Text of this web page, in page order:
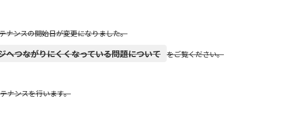
ナンスの開始日が変更になりました。
へつながりにくくなっている問題について をご覧ください。
ナンスを行います。